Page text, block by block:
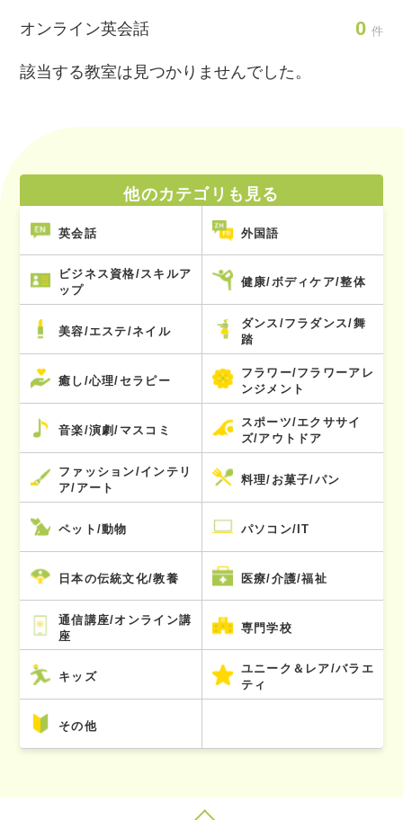
オンライン英会話 0 件
該当する教室は見つかりませんでした。
他のカテゴリも見る
英会話 外国語
ビジネス資格/スキルア
ップ
健康/ボディケア/整体
美容/エステ/ネイル
ダンス/フラダンス/舞
踏
癒し/心理/セラピー
フラワー/フラワーアレ
ンジメント
音楽/演劇/マスコミ
スポーツ/エクササイ
ズ/アウトドア
ファッション/インテリ
ア/アート
料理/お菓子/パン
ペット/動物 パソコン/IT
日本の伝統文化/教養 医療/介護/福祉
通信講座/オンライン講
座
専門学校
キッズ
ユニーク＆レア/バラエ
ティ
その他